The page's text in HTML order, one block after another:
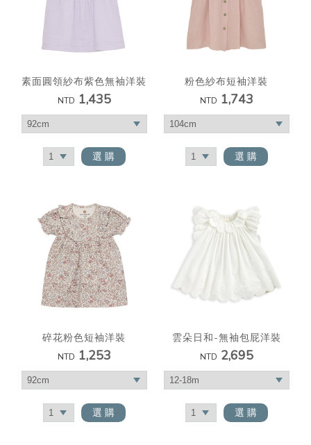
素面圓領紗布紫色無袖洋裝
NTD 1,435
選 購
粉色紗布短袖洋裝
NTD 1,743
選 購
碎花粉色短袖洋裝
NTD 1,253
選 購
雲朵日和-無袖包屁洋裝
NTD 2,695
選 購